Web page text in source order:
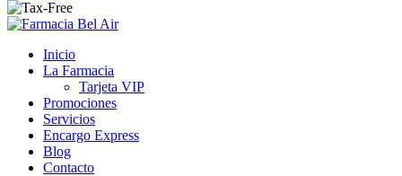
Inicio
La Farmacia
Tarjeta VIP
Promociones
Servicios
Encargo Express
Blog
Contacto